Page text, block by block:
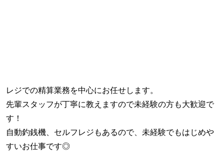
レジでの精算業務を中心にお任せします。
先輩スタッフが丁寧に教えますので未経験の方も大歓迎で
す！
自動釣銭機、セルフレジもあるので、未経験でもはじめや
すいお仕事です◎